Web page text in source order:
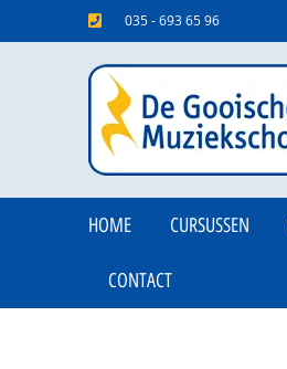
035 - 693 65 96
HOME CURSUSSEN
CONTACT